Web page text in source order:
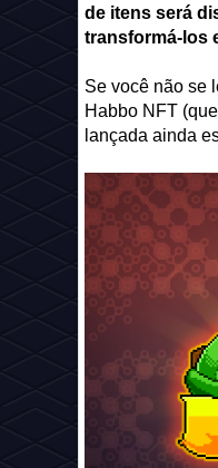
de itens será
transformá-los
Se você não se
Habbo NFT
lançada ainda